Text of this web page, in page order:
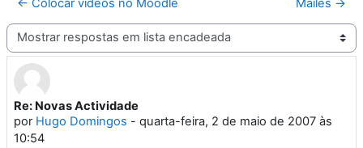
← Colocar vídeos no Moodle Mailes →
Modo de visualização
Re: Novas Actividade
por Hugo Domingos - quarta-feira, 2 de maio de 2007 às
10:54
Número de respostas: 0